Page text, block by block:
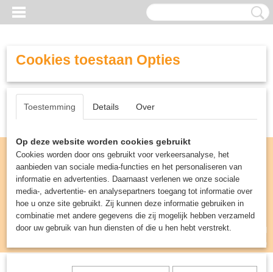
Inloggen Registreren
UW WINKELWAGEN
(0)
Cookies toestaan Opties
Toestemming Details Over
Op deze website worden cookies gebruikt
Cookies worden door ons gebruikt voor verkeersanalyse, het
aanbieden van sociale media-functies en het personaliseren van
informatie en advertenties. Daarnaast verlenen we onze sociale
media-, advertentie- en analysepartners toegang tot informatie over
hoe u onze site gebruikt. Zij kunnen deze informatie gebruiken in
combinatie met andere gegevens die zij mogelijk hebben verzameld
door uw gebruik van hun diensten of die u hen hebt verstrekt.